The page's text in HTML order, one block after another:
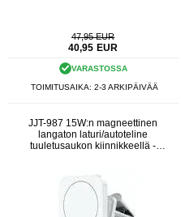
47,95 EUR
40,95 EUR
VARASTOSSA
TOIMITUSAIKA: 2-3 ARKIPÄIVÄÄ
JJT-987 15W:n magneettinen
langaton laturi/autoteline
tuuletusaukon kiinnikkeellä -